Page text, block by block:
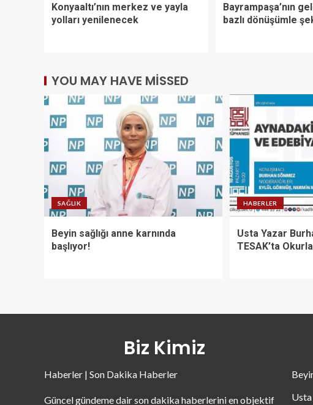
Konyaaltı’nın merkez ve yayla
yolları yenilenecek
Bayrampaşa’nın
bazlı dönüşümle
YOU MAY HAVE MISSED
SAĞLIK
Beyin sağlığı anne karnında
başlıyor!
HABERLER
Usta Yazar
TESAK’ta
Biz Kimiz
Haberler | Son Dakika Haberler
Güncel gündeme dair son dakika haberlerini en objektif
Usta